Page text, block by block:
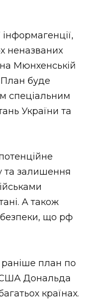
неназваних
Мюнхенській
План буде
спеціальним
України та
та залишення
А також
безпеки, що рф
план по
США Дональда
країнах.